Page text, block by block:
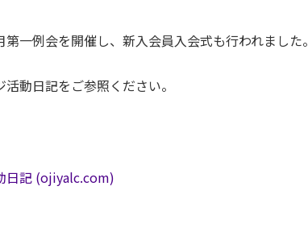
一例会を開催し、新入会員入会式も行われました。
動日記をご参照ください。
日記 (ojiyalc.com)